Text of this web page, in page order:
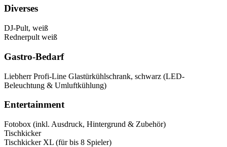
Diverses
DJ-Pult, weiß
Rednerpult weiß
Gastro-Bedarf
Liebherr Profi-Line Glastürkühlschrank, schwarz (LED-
Beleuchtung & Umluftkühlung)
Entertainment
Fotobox (inkl. Ausdruck, Hintergrund & Zubehör)
Tischkicker
Tischkicker XL (für bis 8 Spieler)